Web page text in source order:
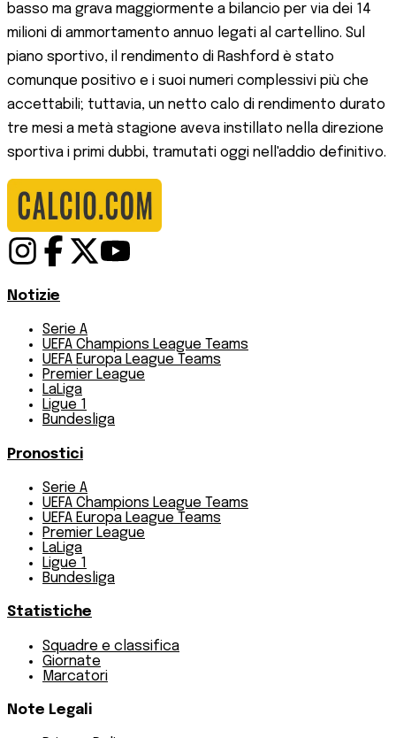
basso ma grava maggiormente a bilancio per via dei 14
milioni di ammortamento annuo legati al cartellino. Sul
piano sportivo, il rendimento di Rashford è stato
comunque positivo e i suoi numeri complessivi più che
accettabili; tuttavia, un netto calo di rendimento durato
tre mesi a metà stagione aveva instillato nella direzione
sportiva i primi dubbi, tramutati oggi nell'addio definitivo.
Notizie
Serie A
UEFA Champions League Teams
UEFA Europa League Teams
Premier League
LaLiga
Ligue 1
Bundesliga
Pronostici
Serie A
UEFA Champions League Teams
UEFA Europa League Teams
Premier League
LaLiga
Ligue 1
Bundesliga
Statistiche
Squadre e classifica
Giornate
Marcatori
Note Legali